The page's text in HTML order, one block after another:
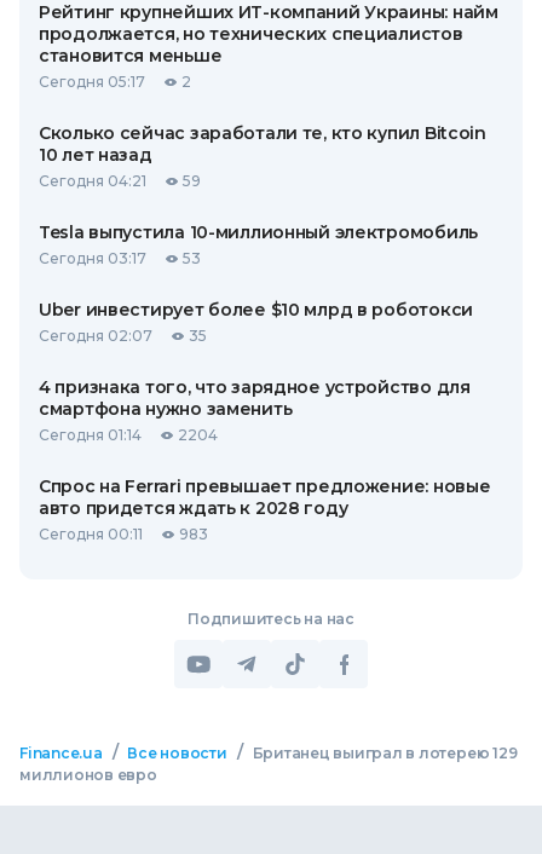
Рейтинг крупнейших ИТ-компаний Украины: найм
продолжается, но технических специалистов
становится меньше
Сегодня 05:17 2
Сколько сейчас заработали те, кто купил Bitcoin
10 лет назад
Сегодня 04:21 59
Tesla выпустила 10-миллионный электромобиль
Сегодня 03:17 53
Uber инвестирует более $10 млрд в роботокси
Сегодня 02:07 35
4 признака того, что зарядное устройство для
смартфона нужно заменить
Сегодня 01:14 2204
Спрос на Ferrari превышает предложение: новые
авто придется ждать к 2028 году
Сегодня 00:11 983
Подпишитесь на нас
Finance.ua / Все новости /
Британец выиграл в лотерею 129
миллионов евро